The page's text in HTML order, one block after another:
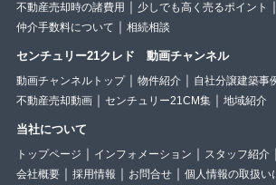
不動産売却時の諸費用
少しでも高く売るポイント
仲介手数料について
相続相談
センチュリー21クレド 動画チャンネル
動画チャンネルトップ 物件紹介 自社分譲建築事
不動産売却動画
センチュリー21CM集 地域紹介
当社について
トップページ インフォメーション スタッフ紹介
会社概要
採用情報 お問合せ 個人情報の取扱い